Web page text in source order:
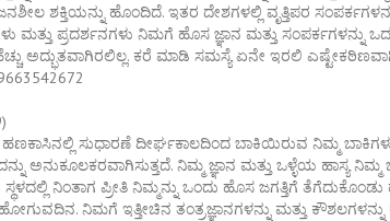
ಶಕ್ತಿಯನ್ನು ಹೊಂದಿದೆ. ಇತರ ದೇಶಗಳಲ್ಲಿ ವೃತ್ತಿಪರ
ಮತ್ತು ಪ್ರದರ್ಶನಗಳು ನಿಮಗೆ ಹೊಸ ಜ್ಞಾನ ಮತ್ತು ಸಂಪರ್ಕಗಳನ್ನು
ಅದ್ಭುತವಾಗಿರಲಿಲ್ಲ. ಕರೆ ಮಾಡಿ ಸಮಸ್ಯೆ ಏನೇ ಇರಲಿ
ಹಣಕಾಸಿನಲ್ಲಿ ಸುಧಾರಣೆ ದೀರ್ಘಕಾಲದಿಂದ ಬಾಕಿಯಿರುವ ನಿಮ್ಮ
ಅನುಕೂಲಕರವಾಗಿಸುತ್ತದೆ. ನಿಮ್ಮ ಜ್ಞಾನ ಮತ್ತು ಒಳ್ಳೆಯ ಹಾಸ್ಯ
ನಿಂತಾಗ ಪ್ರೀತಿ ನಿಮ್ಮನ್ನು ಒಂದು ಹೊಸ ಜಗತ್ತಿಗೆ
ನಿಮಗೆ ಇತ್ತೀಚಿನ ತಂತ್ರಜ್ಞಾನಗಳನ್ನು ಮತ್ತು